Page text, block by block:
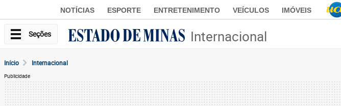
NOTÍCIAS ESPORTE ENTRETENIMENTO VEÍCULOS IMÓVEIS
Seções Internacional
Início Internacional
Publicidade